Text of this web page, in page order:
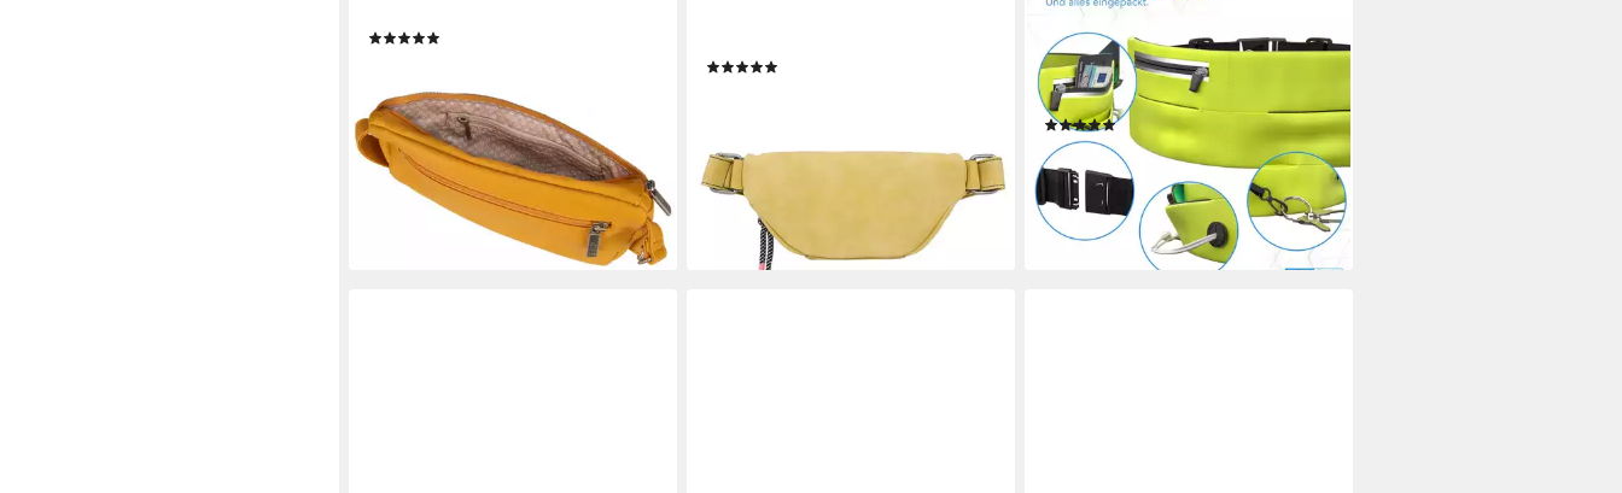
-14%
lieferbar - in 3-4 Werktagen bei dir
+20
Laufgürtel Universal Sport
Bauchtasche Breit Bauchtasche
Damen Herren Sport Laufgürtel
Herren Bauchtasche Gelb
(4)
18,84 € 28,99 €
-35%
lieferbar - in 2-3 Werktagen bei dir
+4